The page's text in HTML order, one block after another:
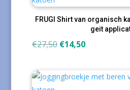
FRUGI Shirt van organisch
geit
€27,50 Oorspronkelijke
€27,50.
€14,50Huidige
€14,50.